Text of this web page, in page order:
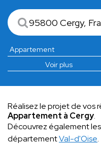
Voir plus
Réalisez le projet de vos
Appartement à Cergy.
Découvrez également
départementVal-d'Oise.